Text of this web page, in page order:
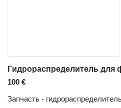
100 €
Запчасть -